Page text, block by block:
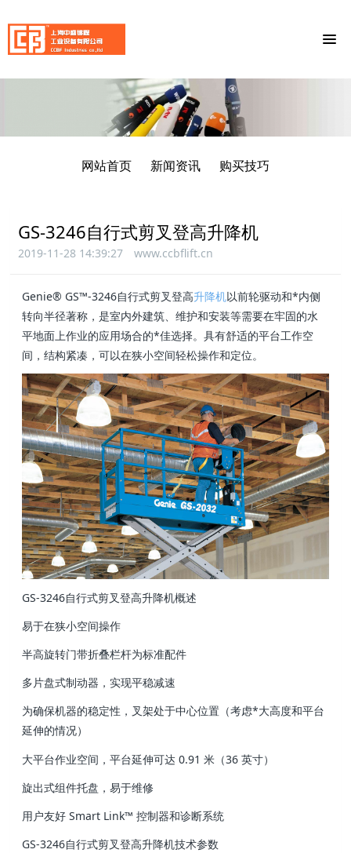
网站首页 新闻资讯 购买技巧
GS-3246自行式剪叉登高升降机
2019-11-28 14:39:27 www.ccbflift.cn
Genie® GS™-3246自行式剪叉登高升降机以前轮驱动和*内侧
转向半径著称，是室内外建筑、维护和安装等需要在牢固的水
平地面上作业的应用场合的*佳选择。具有舒适的平台工作空
间，结构紧凑，可以在狭小空间轻松操作和定位。
GS-3246自行式剪叉登高升降机概述
易于在狭小空间操作
半高旋转门带折叠栏杆为标准配件
多片盘式制动器，实现平稳减速
为确保机器的稳定性，叉架处于中心位置（考虑*大高度和平台
延伸的情况）
大平台作业空间，平台延伸可达 0.91 米（36 英寸）
旋出式组件托盘，易于维修
用户友好 Smart Link™ 控制器和诊断系统
GS-3246自行式剪叉登高升降机技术参数